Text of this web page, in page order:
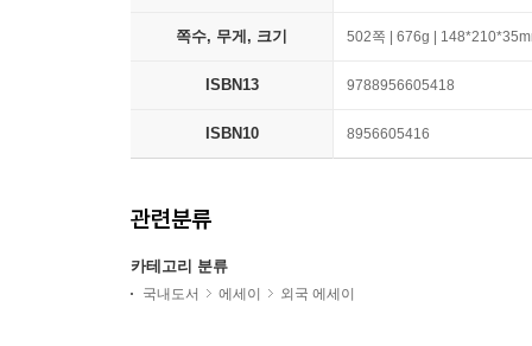
쪽수, 무게, 크기 502쪽 | 676g |
ISBN13 9788956605418
ISBN10 8956605416
관련분류
카테고리 분류
국내도서 에세이 외국 에세이